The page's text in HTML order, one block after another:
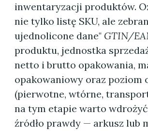
inwentaryzacji produktów.
nie tylko listę SKU, ale
ujednolicone dane" GTIN/
produktu, jednostka
netto i brutto opakowania,
opakowaniowy oraz poziom
(pierwotne, wtórne,
na tym etapie warto
źródło prawdy — arkusz lub